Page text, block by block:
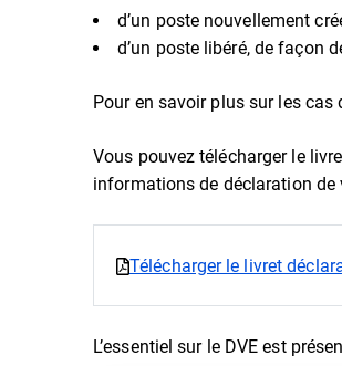
d’un poste nouvellement
d’un poste libéré, de façon
Pour en savoir plus sur les cas
Vous pouvez télécharger le
informations de déclaration de
Télécharger le livret
L’essentiel sur le DVE est